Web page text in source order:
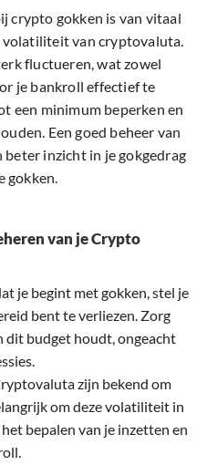
crypto gokken is van vitaal
volatiliteit van cryptovaluta.
fluctueren, wat zowel
je bankroll effectief te
een minimum beperken en
Een goed beheer van
inzicht in je gokgedrag
gokken.
van je Crypto
je begint met gokken, stel je
bent te verliezen. Zorg
dit budget houdt, ongeacht
zijn bekend om
om deze volatiliteit in
bepalen van je inzetten en